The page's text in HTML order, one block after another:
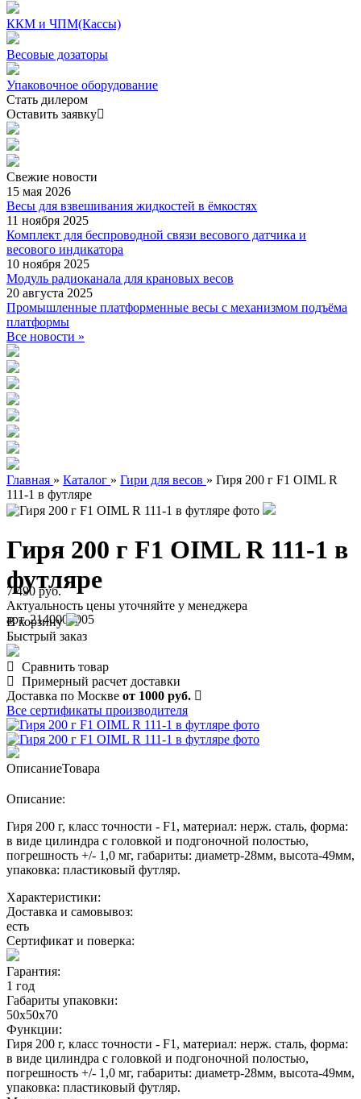
ККМ и ЧПМ(Кассы)
Весовые дозаторы
Упаковочное оборудование
Стать дилером
Оставить заявку
Свежие новости
15 мая 2026
Весы для взвешивания жидкостей в ёмкостях
11 ноября 2025
Комплект для беспроводной связи весового датчика и
весового индикатора
10 ноября 2025
Модуль радиоканала для крановых весов
20 августа 2025
Промышленные платформенные весы с механизмом подъёма
платформы
Все новости »
Главная » Каталог » Гири для весов » Гиря 200 г F1 OIML R
111-1 в футляре
Гиря 200 г F1 OIML R 111-1 в
футляре
арт. 2140000005
7 490 руб.
Актуальность цены уточняйте у менеджера
В корзину
Быстрый заказ
Сравнить товар
Примерный расчет доставки
Доставка по Москве от 1000 руб.
Все сертификаты производителя
ОписаниеТовара
Описание:
Гиря 200 г, класс точности - F1, материал: нерж. сталь, форма:
в виде цилиндра с головкой и подгоночной полостью,
погрешность +/- 1,0 мг, габариты: диаметр-28мм, высота-49мм,
упаковка: пластиковый футляр.
Характеристики:
Доставка и самовывоз:
есть
Сертификат и поверка:
Гарантия:
1 год
Габариты упаковки:
50х50х70
Функции:
Гиря 200 г, класс точности - F1, материал: нерж. сталь, форма:
в виде цилиндра с головкой и подгоночной полостью,
погрешность +/- 1,0 мг, габариты: диаметр-28мм, высота-49мм,
упаковка: пластиковый футляр.